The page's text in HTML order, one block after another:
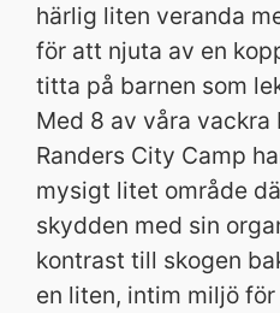
härlig liten veranda
för att njuta av en
titta på barnen som
Med 8 av våra
Randers City Camp
mysigt litet område
skydden med sin
kontrast till skogen
en liten, intim miljö